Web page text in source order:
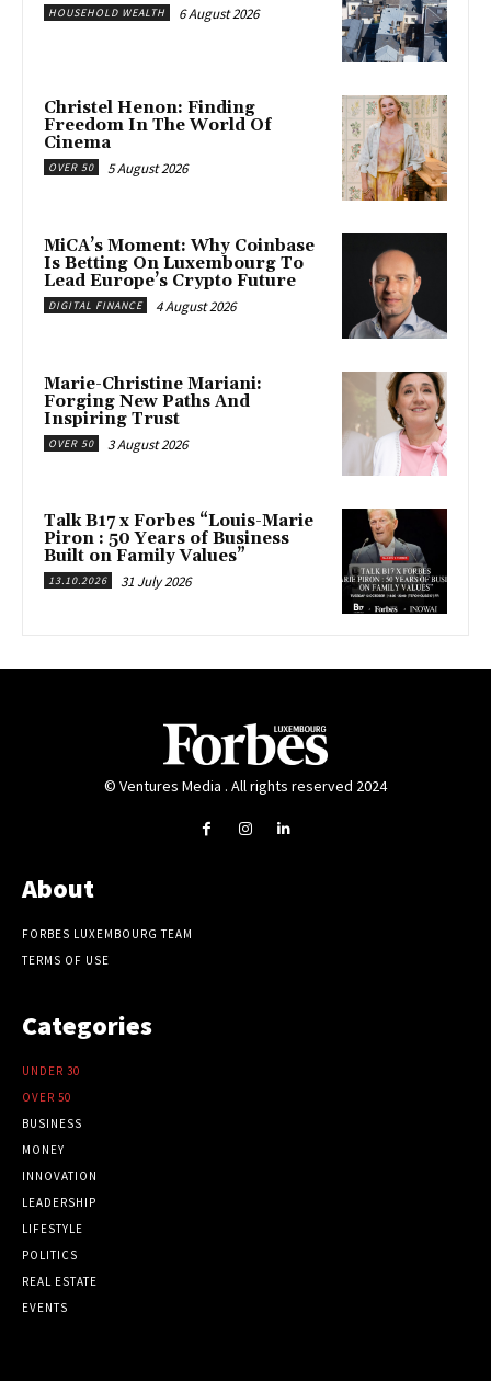
HOUSEHOLD WEALTH 6 August 2026
Christel Henon: Finding
Freedom In The World Of
Cinema
OVER 50 5 August 2026
MiCA’s Moment: Why Coinbase
Is Betting On Luxembourg To
Lead Europe’s Crypto Future
DIGITAL FINANCE 4 August 2026
Marie-Christine Mariani:
Forging New Paths And
Inspiring Trust
OVER 50 3 August 2026
Talk B17 x Forbes “Louis-Marie
Piron : 50 Years of Business
Built on Family Values”
13.10.2026 31 July 2026
© Ventures Media . All rights reserved 2024
About
FORBES LUXEMBOURG TEAM
TERMS OF USE
Categories
UNDER 30
OVER 50
BUSINESS
MONEY
INNOVATION
LEADERSHIP
LIFESTYLE
POLITICS
REAL ESTATE
EVENTS